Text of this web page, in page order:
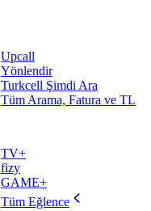
Upcall
Yönlendir
Turkcell Şimdi Ara
Tüm Arama, Fatura ve TL
TV+
fizy
GAME+
Tüm Eğlence